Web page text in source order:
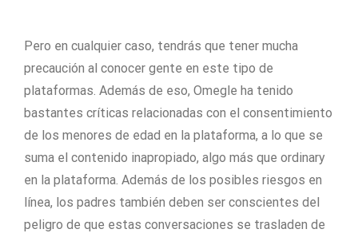
Pero en cualquier caso, tendrás que tener mucha
precaución al conocer gente en este tipo de
plataformas. Además de eso, Omegle ha tenido
bastantes críticas relacionadas con el consentimiento
de los menores de edad en la plataforma, a lo que se
suma el contenido inapropiado, algo más que ordinary
en la plataforma. Además de los posibles riesgos en
línea, los padres también deben ser conscientes del
peligro de que estas conversaciones se trasladen de